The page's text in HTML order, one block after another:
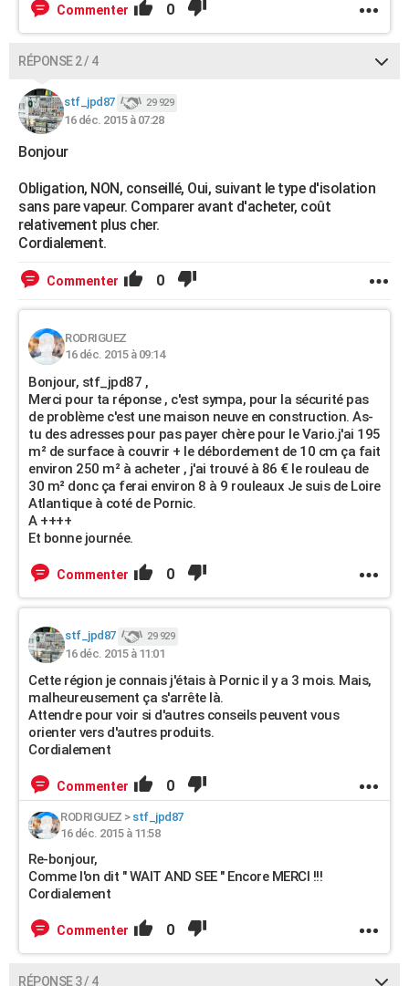
Commenter 0
RÉPONSE 2 / 4
stf_jpd87 29 929
16 déc. 2015 à 07:28
Bonjour
Obligation, NON, conseillé, Oui, suivant le type d'isolation
sans pare vapeur. Comparer avant d'acheter, coût
relativement plus cher.
Cordialement.
Commenter 0
RODRIGUEZ
16 déc. 2015 à 09:14
Bonjour, stf_jpd87 ,
Merci pour ta réponse , c'est sympa, pour la sécurité pas
de problème c'est une maison neuve en construction. As-
tu des adresses pour pas payer chère pour le Vario.j'ai 195
m² de surface à couvrir + le débordement de 10 cm ça fait
environ 250 m² à acheter , j'ai trouvé à 86 € le rouleau de
30 m² donc ça ferai environ 8 à 9 rouleaux Je suis de Loire
Atlantique à coté de Pornic.
A ++++
Et bonne journée.
Commenter 0
stf_jpd87 29 929
16 déc. 2015 à 11:01
Cette région je connais j'étais à Pornic il y a 3 mois. Mais,
malheureusement ça s'arrête là.
Attendre pour voir si d'autres conseils peuvent vous
orienter vers d'autres produits.
Cordialement
Commenter 0
RODRIGUEZ > stf_jpd87
16 déc. 2015 à 11:58
Re-bonjour,
Comme l'on dit " WAIT AND SEE " Encore MERCI !!!
Cordialement
Commenter 0
RÉPONSE 3 / 4